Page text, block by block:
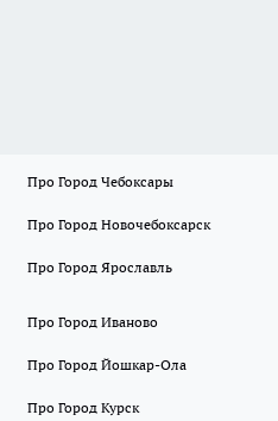
Про Город Чебоксары
Про Город Новочебоксарск
Про Город Ярославль
Про Город Иваново
Про Город Йошкар-Ола
Про Город Курск